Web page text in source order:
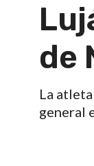
de
La
general